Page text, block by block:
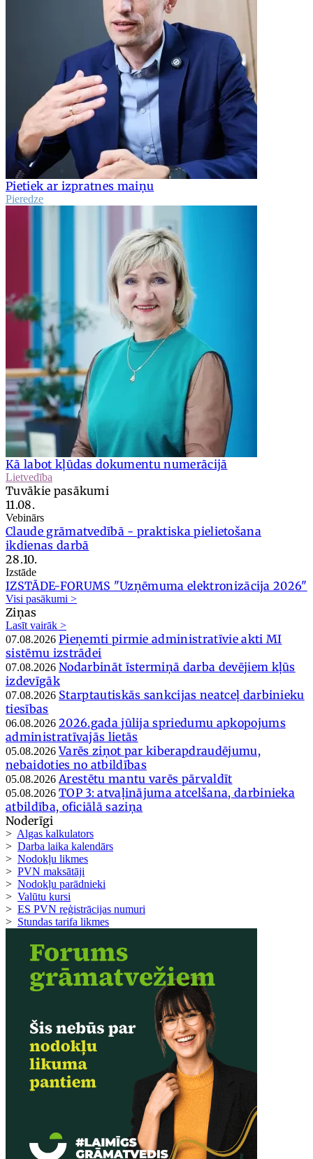
Pietiek ar izpratnes maiņu
Pieredze
Kā labot kļūdas dokumentu numerācijā
Lietvedība
Tuvākie pasākumi
11.08.
Vebinārs
Claude grāmatvedībā - praktiska pielietošana
ikdienas darbā
28.10.
Izstāde
IZSTĀDE-FORUMS "Uzņēmuma elektronizācija 2026"
Visi pasākumi >
Ziņas
Lasīt vairāk >
07.08.2026 Pieņemti pirmie administratīvie akti MI
sistēmu izstrādei
07.08.2026 Nodarbināt īstermiņā darba devējiem kļūs
izdevīgāk
07.08.2026 Starptautiskās sankcijas neatceļ darbinieku
tiesības
06.08.2026 2026.gada jūlija spriedumu apkopojums
administratīvajās lietās
05.08.2026 Varēs ziņot par kiberapdraudējumu,
nebaidoties no atbildības
05.08.2026 Arestētu mantu varēs pārvaldīt
05.08.2026 TOP 3: atvaļinājuma atcelšana, darbinieka
atbildība, oficiālā saziņa
Noderīgi
> Algas kalkulators
> Darba laika kalendārs
> Nodokļu likmes
> PVN maksātāji
> Nodokļu parādnieki
> Valūtu kursi
> ES PVN reģistrācijas numuri
> Stundas tarifa likmes